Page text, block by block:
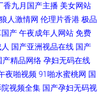
香九月国产主播 美女网站
狼人激情网 伦理片香港 极品
产 午夜成年人网站 免费
国产亚洲视品在线 国产
产精品网络 孕妇无码在线
夜啪视频 91啪水蜜桃网 国
视频全集 国产孕妇无码视